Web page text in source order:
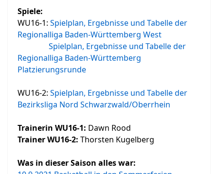
Spiele:
WU16-1: Spielplan, Ergebnisse und Tabelle der
Regionalliga Baden-Württemberg West
Spielplan, Ergebnisse und Tabelle der
Regionalliga Baden-Württemberg
Platzierungsrunde
WU16-2: Spielplan, Ergebnisse und Tabelle der
Bezirksliga Nord Schwarzwald/Oberrhein
Trainerin WU16-1: Dawn Rood
Trainer WU16-2: Thorsten Kugelberg
Was in dieser Saison alles war: